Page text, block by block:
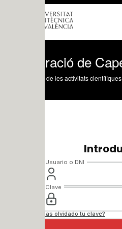
de Capes
les activitats científiques,